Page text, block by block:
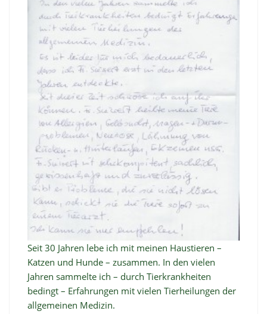
Seit 30 Jahren lebe ich mit meinen Haustieren –
Katzen und Hunde – zusammen. In den vielen
Jahren sammelte ich – durch Tierkrankheiten
bedingt – Erfahrungen mit vielen Tierheilungen der
allgemeinen Medizin.